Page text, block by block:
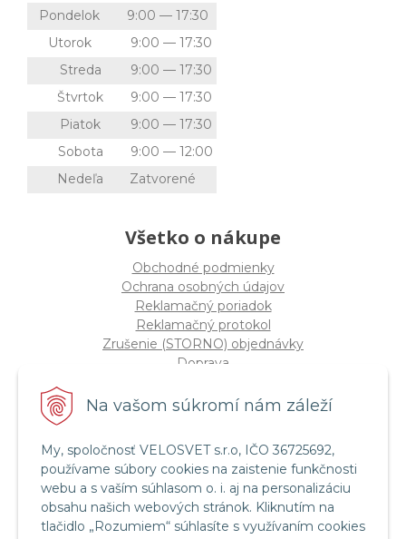
Na vašom súkromí nám záleží
My, spoločnosť VELOSVET s.r.o, IČO 36725692,
používame súbory cookies na zaistenie funkčnosti
webu a s vaším súhlasom o. i. aj na personalizáciu
obsahu našich webových stránok. Kliknutím na
tlačidlo „Rozumiem“ súhlasíte s využívaním cookies
Pondelok
9:00 — 17:30
Utorok
9:00 — 17:30
Streda
9:00 — 17:30
Štvrtok
9:00 — 17:30
Piatok
9:00 — 17:30
Sobota
9:00 — 12:00
Nedeľa
Zatvorené
Všetko o nákupe
Obchodné podmienky
Ochrana osobných údajov
Reklamačný poriadok
Reklamačný protokol
Zrušenie (STORNO) objednávky
Doprava
Štatút súťaže "Vianoce 2025"
Servis a služby
Servis bicyklov a elektrobicyklov
Retül Bike Fit
Instagram Velosvet